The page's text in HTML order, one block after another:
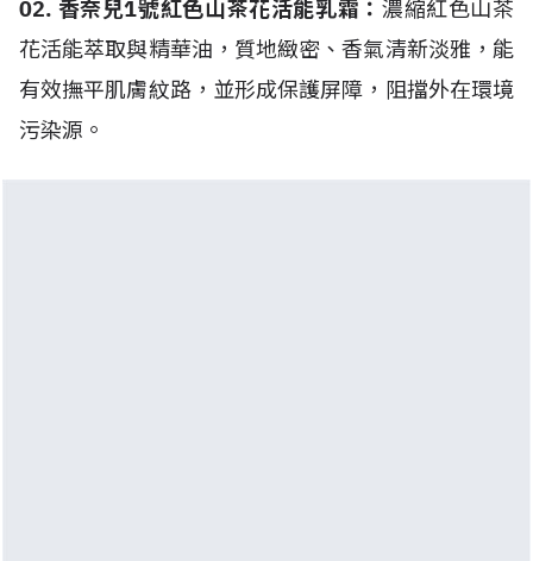
02. 香奈兒1號紅色山茶花活能乳霜： 濃縮紅色山茶
花活能萃取與精華油，質地緻密、香氣清新淡雅，能
有效撫平肌膚紋路，並形成保護屏障，阻擋外在環境
污染源。